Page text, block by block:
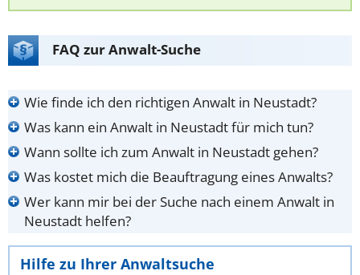
FAQ zur Anwalt-Suche
Wie finde ich den richtigen Anwalt in Neustadt?
Was kann ein Anwalt in Neustadt für mich tun?
Wann sollte ich zum Anwalt in Neustadt gehen?
Was kostet mich die Beauftragung eines Anwalts?
Wer kann mir bei der Suche nach einem Anwalt in
Neustadt helfen?
Hilfe zu Ihrer Anwaltsuche